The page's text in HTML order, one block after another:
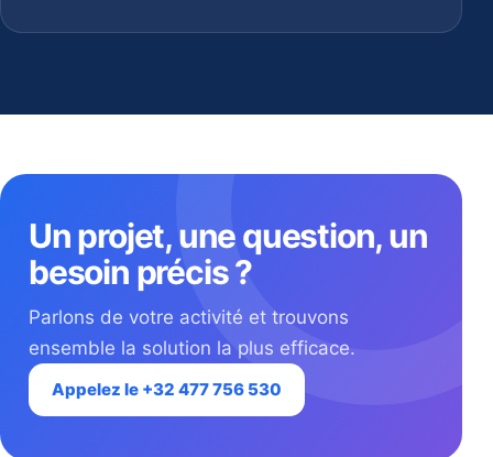
Un projet, une question, un
besoin précis ?
Parlons de votre activité et trouvons
ensemble la solution la plus efficace.
Appelez le +32 477 756 530